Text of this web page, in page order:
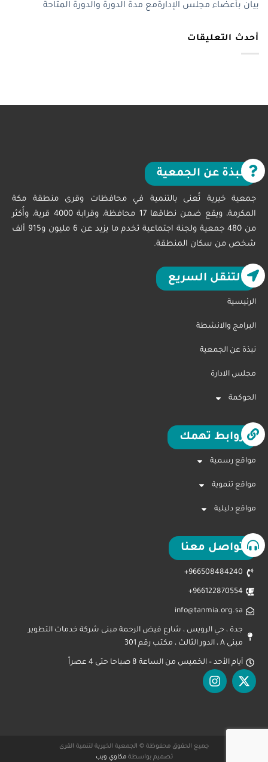
بيان بأعضاء مجلس الإدارةمع مدة الدورة والدورة المتاحة
أحدث التعليقات
نبذة عن الجمعية
جمعية خيرية تُعنى بالتنمية في محافظات وقرى منطقة مكة
المكرمة، ويقع ضمن نطاقها 17 محافظة، وقرابة 4000 قرية، وأُكثر
من 480 جمعية ولجنة اجتماعية تخدم ما يزيد عن 6 مليون و915 ألف
شخص من سكان المنطقة.
التنقل السريع
الرئيسية
البرامج والانشطة
نبذة عن الجمعية
مجلس الادارة
الحوكمة
روابط تهمك
مواقع رسمية
مواقع تنموية
مواقع دليلية
تواصل معنا
966508484240+
966122870554+
info@tanmia.org.sa
جدة ، حي الرويس ، شارع فيض الرحمة مبنى شركة خدمات التطوير
مبنى A ، الدور الثالث ، مكتب رقم 301
أيام الأحد – الخميس من الساعة 8 صباحا حتى 4 عصراً
جميع الحقوق محفوظة © الجمعية الخيرية لتنمية القرى
تصميم بواسطةمكاوي ويب